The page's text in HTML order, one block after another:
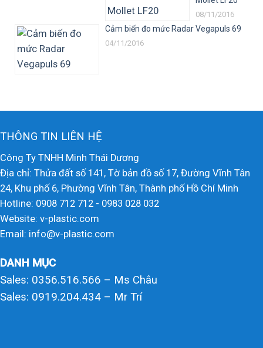
08/11/2016
Cảm biến đo mức Radar Vegapuls 69
04/11/2016
THÔNG TIN LIÊN HỆ
Công Ty TNHH Minh Thái Dương
Địa chỉ: Thửa đất số 141, Tờ bản đồ số 17, Đường Vĩnh Tân
24, Khu phố 6, Phường Vĩnh Tân, Thành phố Hồ Chí Minh
Hotline: 0908 712 712 - 0983 028 032
Website: v-plastic.com
Email: info@v-plastic.com
DANH MỤC
Sales: 0356.516.566 – Ms Châu
Sales: 0919.204.434 – Mr Trí